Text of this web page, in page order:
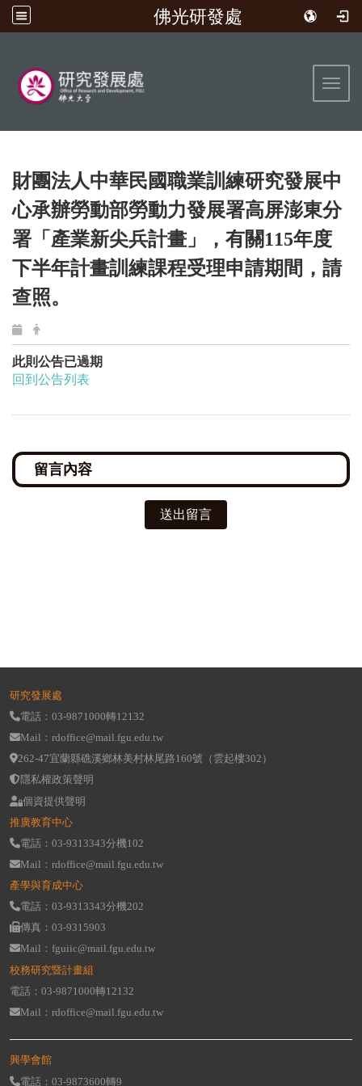
佛光研發處
財團法人中華民國職業訓練研究發展中
心承辦勞動部勞動力發展署高屏澎東分
署「產業新尖兵計畫」，有關115年度
下半年計畫訓練課程受理申請期間，請
查照。
此則公告已過期
回到公告列表
送出留言
研究發展處
電話：03-9871000轉12132
Mail：rdoffice@mail.fgu.edu.tw
262-47宜蘭縣礁溪鄉林美村林尾路160號（雲起樓302）
隱私權政策聲明
個資提供聲明
推廣教育中心
電話：03-9313343分機102
Mail：rdoffice@mail.fgu.edu.tw
產學與育成中心
電話：03-9313343分機202
傳真：03-9315903
Mail：fguiic@mail.fgu.edu.tw
校務研究暨計畫組
電話：03-9871000轉12132
Mail：rdoffice@mail.fgu.edu.tw
興學會館
電話：03-9873600轉9